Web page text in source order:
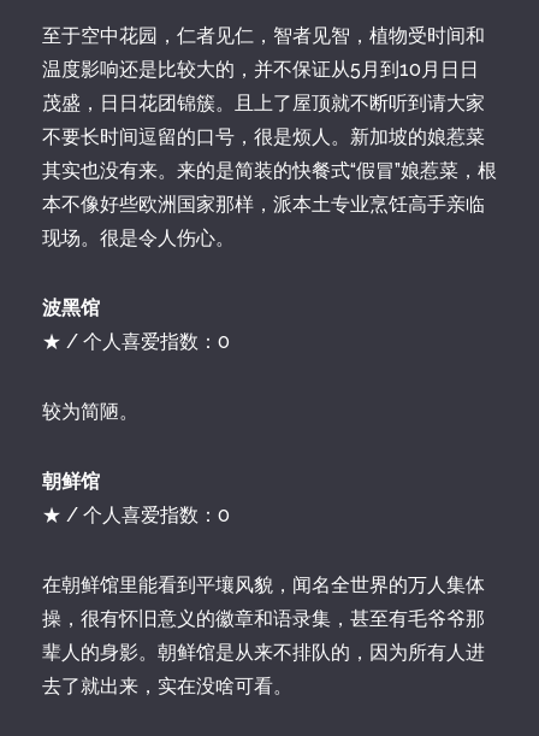
至于空中花园，仁者见仁，智者见智，植物受时间和
温度影响还是比较大的，并不保证从5月到10月日日
茂盛，日日花团锦簇。且上了屋顶就不断听到请大家
不要长时间逗留的口号，很是烦人。新加坡的娘惹菜
其实也没有来。来的是简装的快餐式“假冒”娘惹菜，根
本不像好些欧洲国家那样，派本土专业烹饪高手亲临
现场。很是令人伤心。
波黑馆
★ / 个人喜爱指数：0
较为简陋。
朝鲜馆
★ / 个人喜爱指数：0
在朝鲜馆里能看到平壤风貌，闻名全世界的万人集体
操，很有怀旧意义的徽章和语录集，甚至有毛爷爷那
辈人的身影。朝鲜馆是从来不排队的，因为所有人进
去了就出来，实在没啥可看。